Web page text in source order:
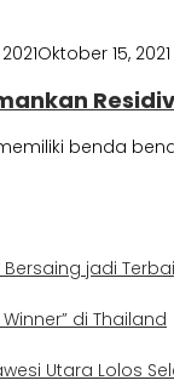
Oktober 15, 2021
memiliki benda
jadi
di Thailand
Utara Lolos